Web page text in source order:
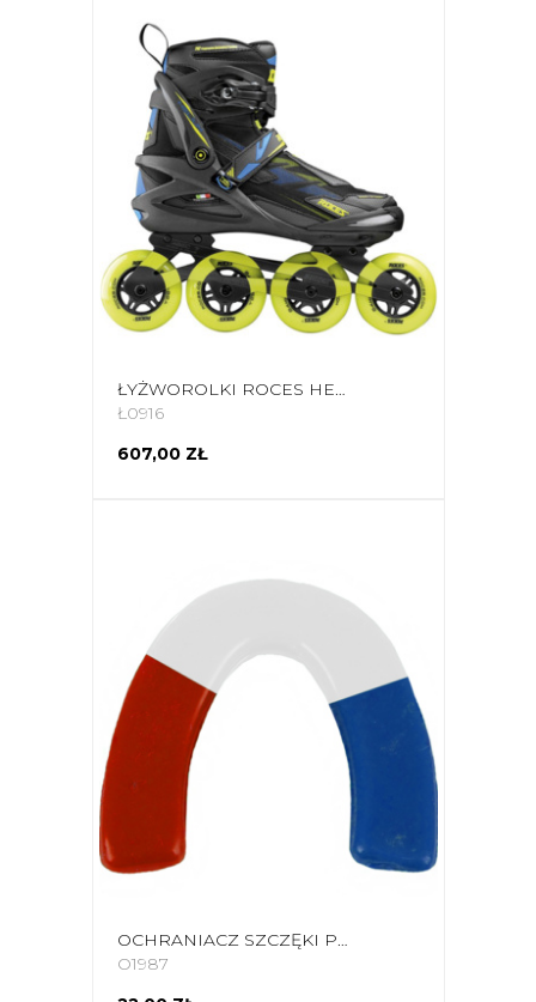
ŁYŻWOROLKI ROCES HELIUM II TIF CZARNO-ZIELONE 400871 01
Ł0916
607,00 ZŁ
OCHRANIACZ SZCZĘKI POJEDYNCZY EVOLUTION 3 KOLORY OZ 020NBC
O1987